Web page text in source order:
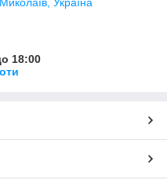
Україна
18:00